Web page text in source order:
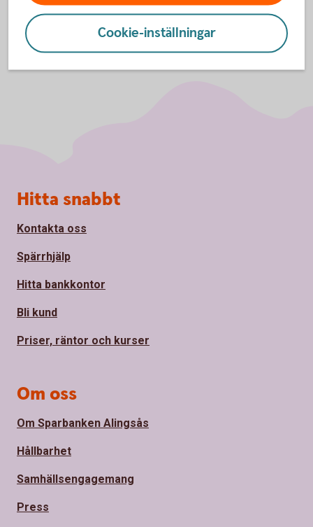
Cookie-inställningar
Sidfot
Hitta snabbt
Kontakta oss
Spärrhjälp
Hitta bankkontor
Bli kund
Priser, räntor och kurser
Om oss
Om Sparbanken Alingsås
Hållbarhet
Samhällsengagemang
Press